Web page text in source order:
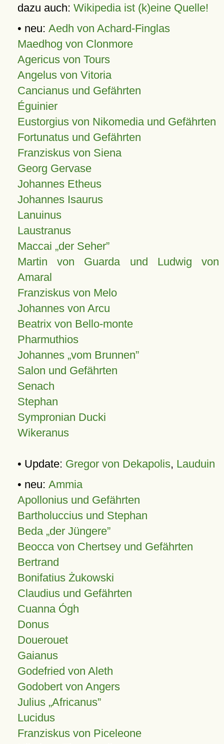
dazu auch: Wikipedia ist (k)eine Quelle!
• neu: Aedh von Achard-Finglas
Maedhog von Clonmore
Agericus von Tours
Angelus von Vitoria
Cancianus und Gefährten
Éguinier
Eustorgius von Nikomedia und Gefährten
Fortunatus und Gefährten
Franziskus von Siena
Georg Gervase
Johannes Etheus
Johannes Isaurus
Lanuinus
Laustranus
Maccai „der Seher”
Martin von Guarda und Ludwig von
Amaral
Franziskus von Melo
Johannes von Arcu
Beatrix von Bello-monte
Pharmuthios
Johannes vom Brunnen
Salon und Gefährten
Senach
Stephan
Sympronian Ducki
Wikeranus
• Update: Gregor von Dekapolis, Lauduin
• neu: Ammia
Apollonius und Gefährten
Bartholuccius und Stephan
Beda „der Jüngere”
Beocca von Chertsey und Gefährten
Bertrand
Bonifatius Żukowski
Claudius und Gefährten
Cuanna Ógh
Donus
Douerouet
Gaianus
Godefried von Aleth
Godobert von Angers
Julius Africanus
Lucidus
Franziskus von Piceleone